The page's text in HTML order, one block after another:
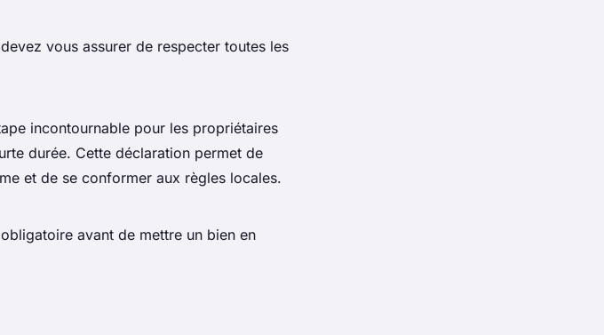
vous assurer de respecter toutes les
incontournable pour les propriétaires
durée. Cette déclaration permet de
et de se conformer aux règles locales.
avant de mettre un bien en